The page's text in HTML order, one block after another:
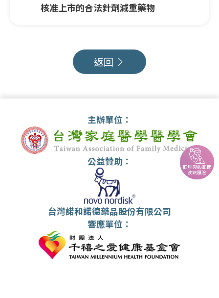
核准上市的合法針劑減重藥物
返回
主辦單位：
公益贊助：
台灣諾和諾德藥品股份有限公司
響應單位：